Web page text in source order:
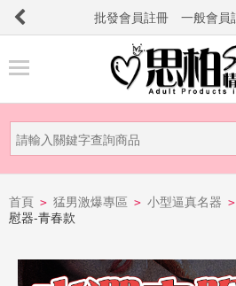
批發會員註冊 一般會員
品
新
品
上
首頁 > 猛男激爆專區 > 小型逼真名器 >
慰器-青春款